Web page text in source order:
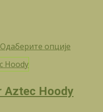
Одаберите опције
Aztec Hoody